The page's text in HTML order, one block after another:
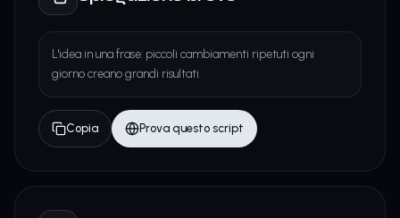
L'idea in una frase: piccoli cambiamenti ripetuti ogni
giorno creano grandi risultati.
Copia Prova questo script